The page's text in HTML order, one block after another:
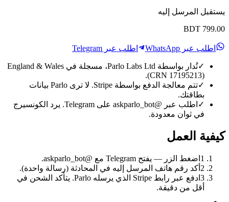
يستقبل المرسل إليه
BDT 799.00
اطلب عبر WhatsApp اطلب عبر Telegram
✓
تُدار بواسطة Parlo Labs Ltd، مسجلة في England & Wales
(CRN 17195213).
✓
تتم معالجة الدفع بواسطة Stripe. لا ترى Parlo بيانات
بطاقتك.
✓
اطلب عبر @askparlo_bot على Telegram. يرد الكونسيرج
في ثوان معدودة.
كيفية العمل
1 اضغط الزر — يفتح Telegram مع @askparlo_bot.
2 أكد رقم هاتف المرسل إليه في المحادثة (رسالة واحدة).
3
ادفع عبر رابط Stripe الذي يرسله Parlo. يتأكد الشحن في
أقل من دقيقة.